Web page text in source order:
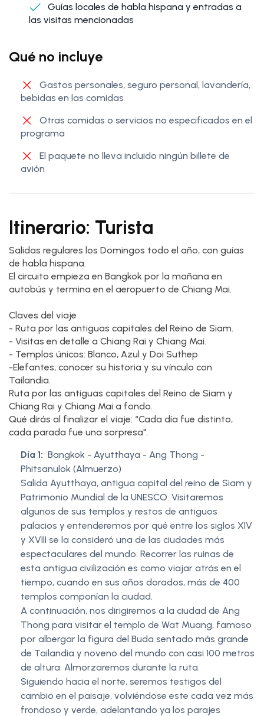
Guías locales de habla hispana y entradas a
las visitas mencionadas
Qué no incluye
Gastos personales, seguro personal, lavandería,
bebidas en las comidas
Otras comidas o servicios no especificados en el
programa
El paquete no lleva incluido ningún billete de
avión
Itinerario: Turista
Salidas regulares los Domingos todo el año, con guías
de habla hispana.
El circuito empieza en Bangkok por la mañana en
autobús y termina en el aeropuerto de Chiang Mai.
Claves del viaje
- Ruta por las antiguas capitales del Reino de Siam.
- Visitas en detalle a Chiang Rai y Chiang Mai.
- Templos únicos: Blanco, Azul y Doi Suthep.
-Elefantes, conocer su historia y su vínculo con
Tailandia.
Ruta por las antiguas capitales del Reino de Siam y
Chiang Rai y Chiang Mai a fondo.
Qué dirás al finalizar el viaje: “Cada día fue distinto,
cada parada fue una sorpresa".
Día 1: Bangkok - Ayutthaya - Ang Thong -
Phitsanulok (Almuerzo)
Salida Ayutthaya, antigua capital del reino de Siam y
Patrimonio Mundial de la UNESCO. Visitaremos
algunos de sus templos y restos de antiguos
palacios y entenderemos por qué entre los siglos XIV
y XVIII se la consideró una de las ciudades más
espectaculares del mundo. Recorrer las ruinas de
esta antigua civilización es como viajar atrás en el
tiempo, cuando en sus años dorados, más de 400
templos componían la ciudad.
A continuación, nos dirigiremos a la ciudad de Ang
Thong para visitar el templo de Wat Muang, famoso
por albergar la figura del Buda sentado más grande
de Tailandia y noveno del mundo con casi 100 metros
de altura. Almorzaremos durante la ruta.
Siguiendo hacia el norte, seremos testigos del
cambio en el paisaje, volviéndose este cada vez más
frondoso y verde, adelantando ya los parajes